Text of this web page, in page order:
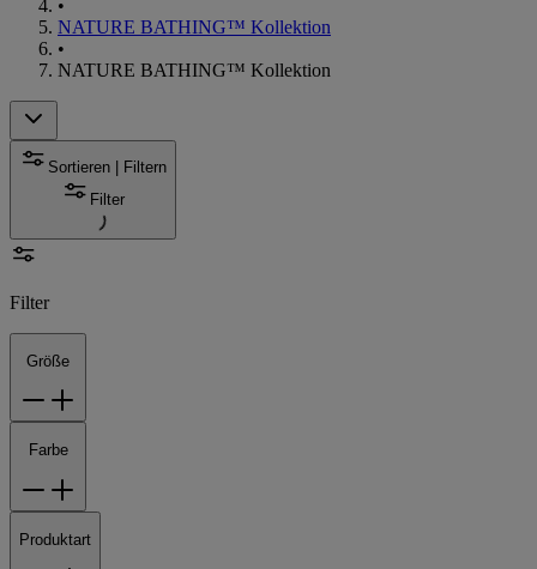
•
NATURE BATHING™ Kollektion
•
NATURE BATHING™ Kollektion
Sortieren | Filtern
Filter
Filter
Größe
Farbe
Produktart